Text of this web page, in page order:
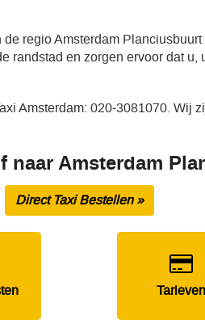
regio Amsterdam
randstad en zorgen ervoor dat
Amsterdam: 020-3081070. Wij
naar Amsterdam
Direct Taxi Bestellen »
Tarieven